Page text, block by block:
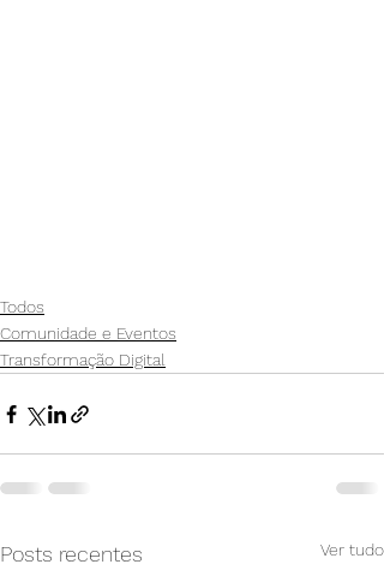
Todos
Comunidade e Eventos
Transformação Digital
Posts recentes Ver tudo